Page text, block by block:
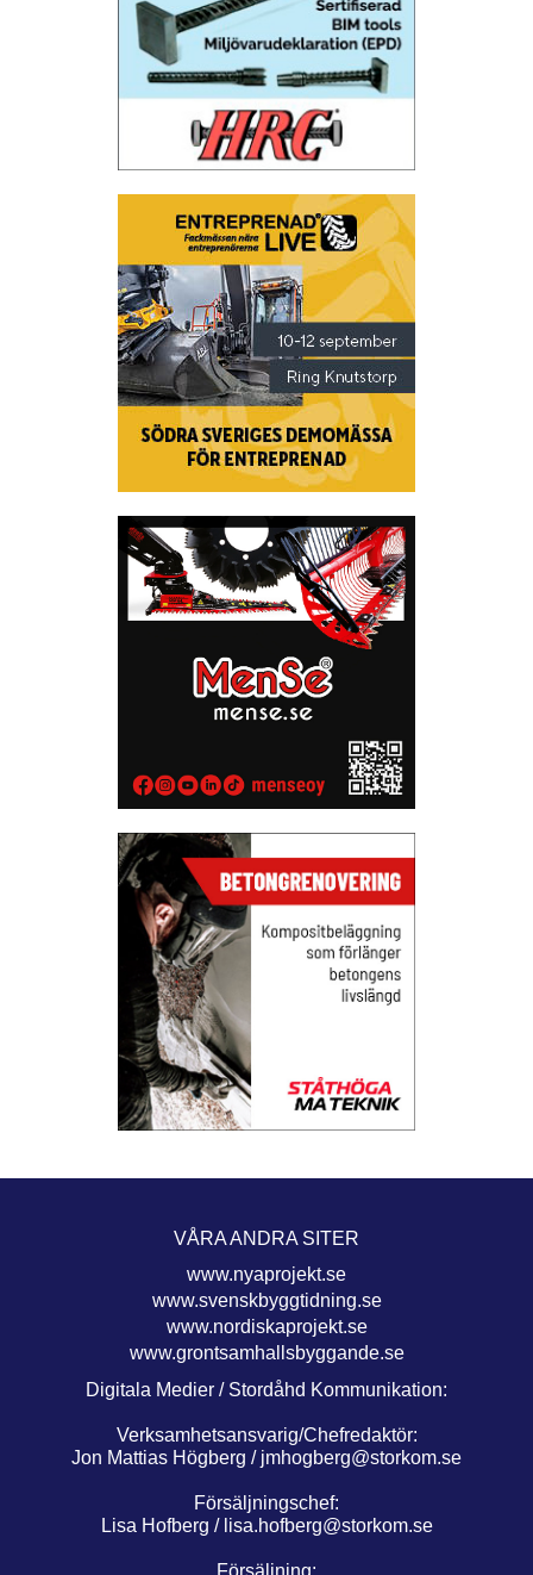
VÅRA ANDRA SITER
www.nyaprojekt.se
www.svenskbyggtidning.se
www.nordiskaprojekt.se
www.grontsamhallsbyggande.se
Digitala Medier / Stordåhd Kommunikation:
Verksamhetsansvarig/Chefredaktör:
Jon Mattias Högberg / jmhogberg@storkom.se
Försäljningschef:
Lisa Hofberg / lisa.hofberg@storkom.se